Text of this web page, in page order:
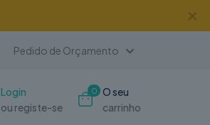
✕
Pedido de Orçamento
Login
ou registe-se
0
O seu
carrinho